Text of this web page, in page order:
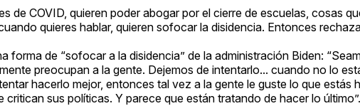
de COVID, quieren poder abogar por el cierre de escuelas, cosas
quieres hablar, quieren sofocar la disidencia. Entonces
forma de “sofocar a la disidencia” de la administración Biden:
preocupan a la gente. Dejemos de intentarlo... cuando no lo
hacerlo mejor, entonces tal vez a la gente le guste lo que estás
sus políticas. Y parece que están tratando de hacer lo último”.